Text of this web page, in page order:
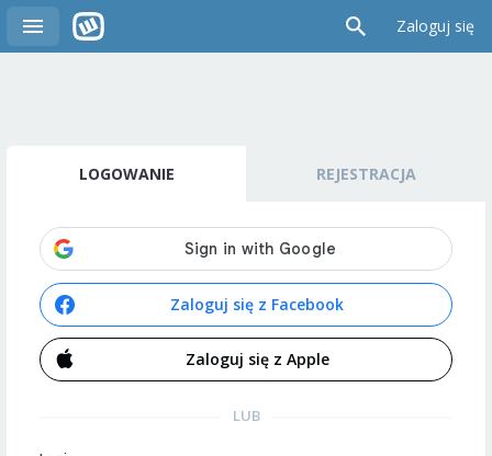
Zaloguj się
LOGOWANIE REJESTRACJA
Zaloguj się z Facebook
Zaloguj się z Apple
LUB